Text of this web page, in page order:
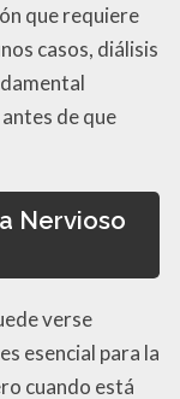
que requiere
casos, diálisis
de que
Nervioso
verse
esencial para la
cuando está